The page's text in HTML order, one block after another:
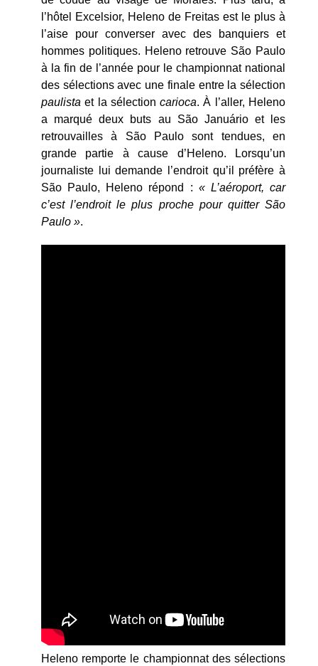
l’hôtel Excelsior, Heleno de Freitas est le plus à
l’aise pour converser avec des banquiers et
hommes politiques. Heleno retrouve São Paulo
à la fin de l’année pour le championnat national
des sélections avec une finale entre la sélection
paulista et la sélectioncarioca. À l’aller, Heleno
a marqué deux buts au São Januário et les
retrouvailles à São Paulo sont tendues, en
grande partie à cause d’Heleno. Lorsqu’un
journaliste lui demande l’endroit qu’il préfère à
São Paulo, Heleno répond : « L’aéroport, car
c’est l’endroit le plus proche pour quitter São
Paulo ».
Heleno remporte le championnat des sélections